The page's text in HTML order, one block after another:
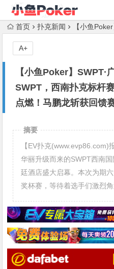
首页 扑克新闻 【小鱼Poker】SWPT·广安站 |
【小鱼Poker】SWPT·
SWPT，西南扑克标杆
点燃！马鹏龙斩获回馈
A+
摘要
【EV扑克(www.evp86.com)
华丽升级而来的SWPT西南
廷酒店盛大启幕。本次为期
奖杯赛，等待着选手们激烈角